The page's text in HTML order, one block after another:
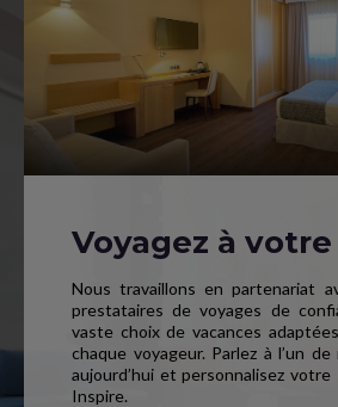
Voyagez à
Nous travaillons en partenariat
prestataires de voyages de
vaste choix de vacances
chaque voyageur. Parlez à l’un
aujourd’hui et personnalisez votre
Inspire.